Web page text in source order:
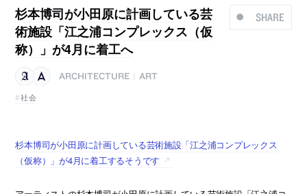
SHARE
杉本博司が小田原に計画している芸
術施設「江之浦コンプレックス（仮
称）」が4月に着工へ
ARCHITECTURE
ART
社会
杉本博司が小田原に計画している芸術施設「江之浦コンプレックス
（仮称）」が4月に着工するそうです